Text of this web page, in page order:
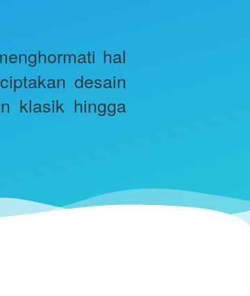
hal
desain
klasik hingga